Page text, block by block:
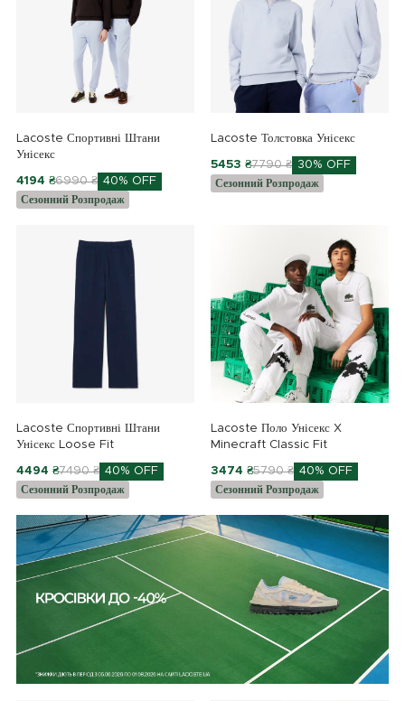
Lacoste Спортивні Штани
Унісекс
4194 ₴6990 ₴ 40% OFF
Сезонний Розпродаж
Lacoste Толстовка Унісекс
5453 ₴7790 ₴ 30% OFF
Сезонний Розпродаж
Lacoste Спортивні Штани
Унісекс Loose Fit
4494 ₴7490 ₴ 40% OFF
Сезонний Розпродаж
Lacoste Поло Унісекс X
Minecraft Classic Fit
3474 ₴5790 ₴ 40% OFF
Сезонний Розпродаж